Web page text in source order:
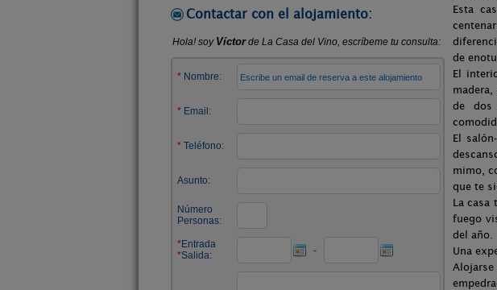
Contactar con el alojamiento:
Esta
de
El
de dos
El
mimo,
que te
La casa
fuego
del año.
Una